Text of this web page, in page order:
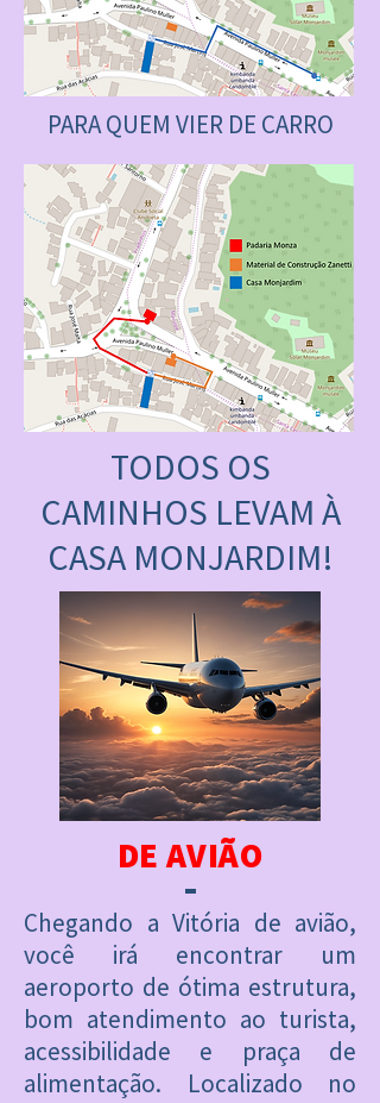
PARA QUEM VIER DE CARRO
TODOS OS
CAMINHOS LEVAM À
CASA MONJARDIM!
DE AVIÃO
Chegando a Vitória de avião,
você irá encontrar um
aeroporto de ótima estrutura,
bom atendimento ao turista,
acessibilidade e praça de
alimentação. Localizado no